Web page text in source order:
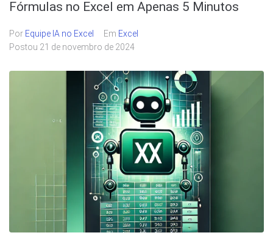
Fórmulas no Excel em Apenas 5 Minutos
Por Equipe IA no Excel Em Excel
Postou 21 de novembro de 2024